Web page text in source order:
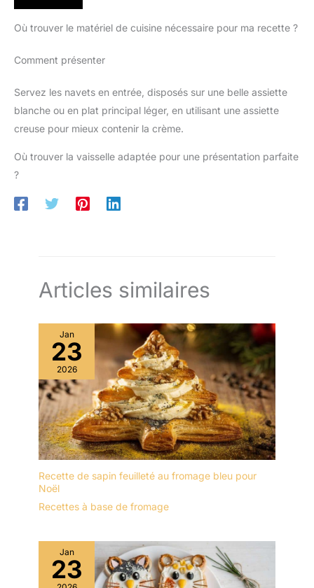
Où trouver le matériel de cuisine nécessaire pour ma recette ?
Comment présenter
Servez les navets en entrée, disposés sur une belle assiette
blanche ou en plat principal léger, en utilisant une assiette
creuse pour mieux contenir la crème.
Où trouver la vaisselle adaptée pour une présentation parfaite
?
Articles similaires
Jan
23
2026
Recette de sapin feuilleté au fromage bleu pour
Noël
Recettes à base de fromage
Jan
23